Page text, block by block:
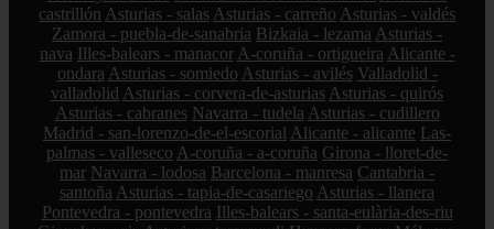
castrillón Asturias - salas Asturias - carreño Asturias - valdés
Zamora - puebla-de-sanabria Bizkaia - lezama Asturias -
nava Illes-balears - manacor A-coruña - ortigueira Alicante -
ondara Asturias - somiedo Asturias - avilés Valladolid -
valladolid Asturias - corvera-de-asturias Asturias - quirós
Asturias - cabranes Navarra - tudela Asturias - cudillero
Madrid - san-lorenzo-de-el-escorial Alicante - alicante Las-
palmas - valleseco A-coruña - a-coruña Girona - lloret-de-
mar Navarra - lodosa Barcelona - manresa Cantabria -
santoña Asturias - tapia-de-casariego Asturias - llanera
Pontevedra - pontevedra Illes-balears - santa-eulària-des-riu